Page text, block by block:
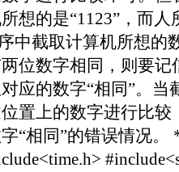
想的是“1123”，而人
中截取计算机所想的
位数字相同，则要
应的数字“相同”。当
置上的数字进行比
“相同”的错误情况。